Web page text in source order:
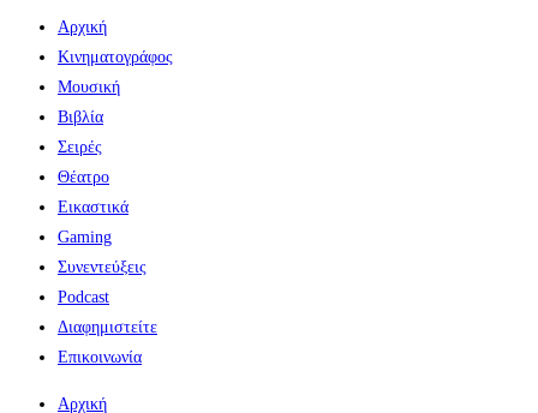
Αρχική
Κινηματογράφος
Μουσική
Βιβλία
Σειρές
Θέατρο
Εικαστικά
Gaming
Συνεντεύξεις
Podcast
Διαφημιστείτε
Επικοινωνία
Αρχική